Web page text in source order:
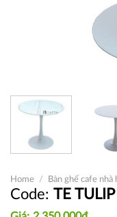
Home / Bàn ghế cafe nhà
TE